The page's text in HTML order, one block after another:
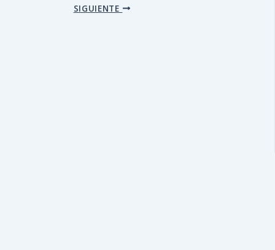
SIGUIENTE